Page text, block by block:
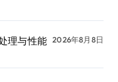
理与性能 2026年8月8日